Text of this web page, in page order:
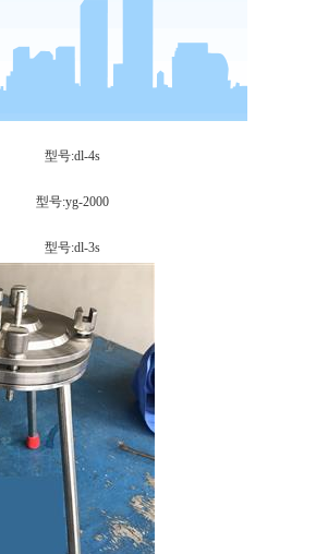
型号:dl-4s
型号:yg-2000
型号:dl-3s